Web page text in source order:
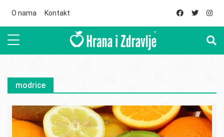
O nama Kontakt
modrice